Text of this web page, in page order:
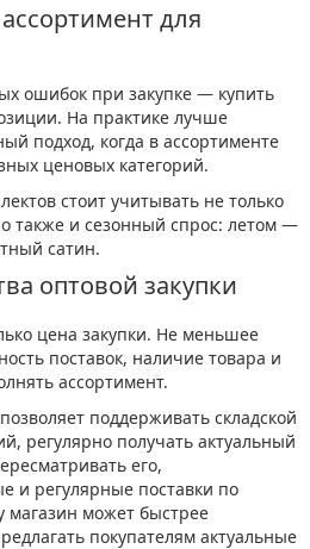
для
ошибок при закупке — купить
На практике лучше
подход, когда в ассортименте
ценовых категорий.
стоит учитывать не только
также и сезонный спрос: летом —
сатин.
оптовой закупки
цена закупки. Не меньшее
поставок, наличие товара и
ассортимент.
поддерживать складской
регулярно получать актуальный
его,
и регулярные поставки по
магазин может быстрее
покупателям актуальные